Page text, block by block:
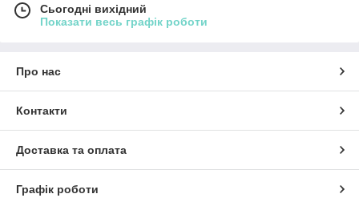
Сьогодні вихідний
Показати весь графік роботи
Про нас
Контакти
Доставка та оплата
Графік роботи